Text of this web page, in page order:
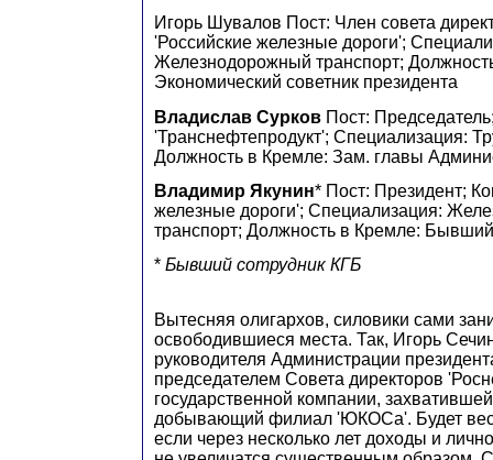
Игорь Шувалов Пост: Член совета
'Российские железные дороги';
Железнодорожный транспорт;
Экономический советник президента
Владислав Сурков Пост:
'Транснефтепродукт'; Специализация:
Должность в Кремле: Зам. главы
Владимир Якунин* Пост: Президент;
железные дороги'; Специализация:
транспорт; Должность в Кремле:
* Бывший сотрудник КГБ
Вытесняя олигархов, силовики сами
освободившиеся места. Так, Игорь
руководителя Администрации
председателем Совета директоров
государственной компании,
добывающий филиал 'ЮКОСа'. Будет
если через несколько лет доходы и